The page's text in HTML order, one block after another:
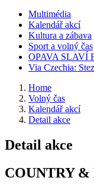
Multimédia
Kalendář akcí
Kultura a zábava
Sport a volný čas
OPAVA SLAVÍ
Via Czechia:
Home
Volný čas
Kalendář akcí
Detail akce
Detail akce
COUNTRY